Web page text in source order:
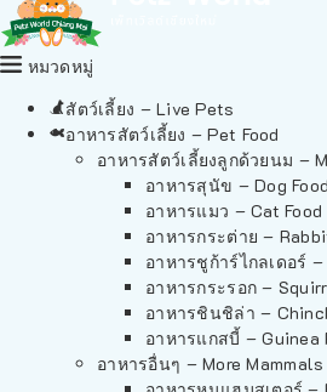
หมวดหมู่
สัตว์เลี้ยง – Live Pets
อาหารสัตว์เลี้ยง – Pet Food
อาหารสัตว์เลี้ยงลูกด้วยนม –
อาหารสุนัข – Dog Food
อาหารแมว – Cat Food
อาหารกระต่าย –
อาหารชูก้าร์ไกลเดอร์
อาหารกระรอก –
อาหารชินชิล่า –
อาหารแกสบี้ – Guinea
อาหารอื่นๆ – More Mammals